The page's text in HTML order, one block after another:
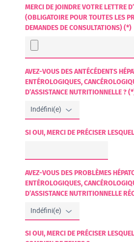
MERCI DE JOINDRE VOTRE LETTRE
(OBLIGATOIRE POUR TOUTES LES
DEMANDES DE CONSULTATIONS) (*)
AVEZ-VOUS DES ANTÉCÉDENTS
ENTÉROLOGIQUES,
D’ASSISTANCE NUTRITIONNELLE ?
SI OUI, MERCI DE PRÉCISER
AVEZ-VOUS DES PROBLÈMES
ENTÉROLOGIQUES,
D’ASSISTANCE NUTRITIONNELLE
SI OUI, MERCI DE PRÉCISER